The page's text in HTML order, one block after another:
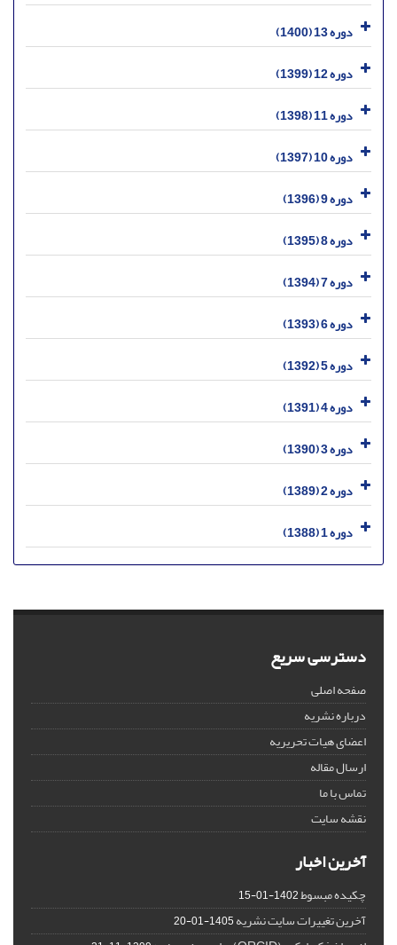
دوره 13 (1400)
دوره 12 (1399)
دوره 11 (1398)
دوره 10 (1397)
دوره 9 (1396)
دوره 8 (1395)
دوره 7 (1394)
دوره 6 (1393)
دوره 5 (1392)
دوره 4 (1391)
دوره 3 (1390)
دوره 2 (1389)
دوره 1 (1388)
دسترسی سریع
صفحه اصلی
درباره نشریه
اعضای هیات تحریریه
ارسال مقاله
تماس با ما
نقشه سایت
آخرین اخبار
چکیده مبسوط1402-01-15
آخرین تغییرات سایت نشریه1405-01-20